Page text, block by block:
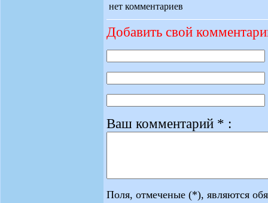
нет комментариев
Добавить свой
Ваш комментарий * :
Поля, отмеченые (*), являются